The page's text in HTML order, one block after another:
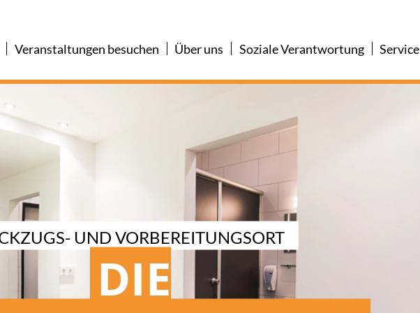
Veranstaltungen besuchen Über uns Soziale Verantwortung Service
UND VORBEREITUNGSORT
DIE